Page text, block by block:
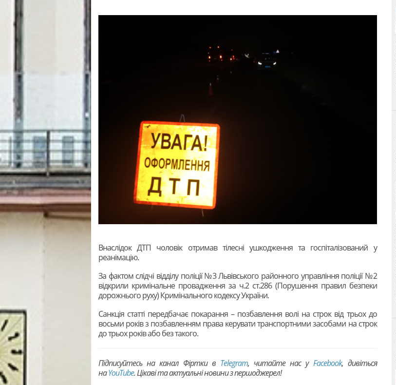
Внаслідок ДТП чоловік отримав тілесні ушкодження та госпіталізований у
реанімацію.
За фактом слідчі відділу поліції №3 Львівського районного управління поліції №2
відкрили кримінальне провадження за ч.2 ст.286 (Порушення правил безпеки
дорожнього руху) Кримінального кодексу України.
Санкція статті передбачає покарання – позбавлення волі на строк від трьох до
восьми років з позбавленням права керувати транспортними засобами на строк
до трьох років або без такого.
Підписуйтесь на канал Фіртки в Telegram, читайте нас у Facebook, дивіться
наYouTubе. Цікаві та актуальні новини з першоджерел!